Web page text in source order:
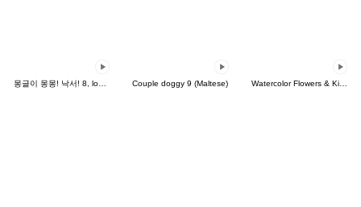
Couple doggy 9 (Maltese) Watercolor Flowers & Kind Messages